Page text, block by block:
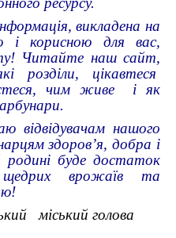
викладена на
і корисною для вас,
Читайте наш сайт,
розділи, цікавтеся
чим живе і як
відвідувачам нашого
здоров’я, добра і
буде достаток
врожаїв та
міський голова